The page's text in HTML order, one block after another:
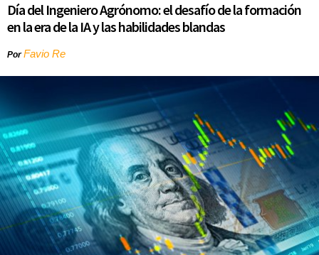
Día del Ingeniero Agrónomo: el desafío de la formación
en la era de la IA y las habilidades blandas
PorFavio Re